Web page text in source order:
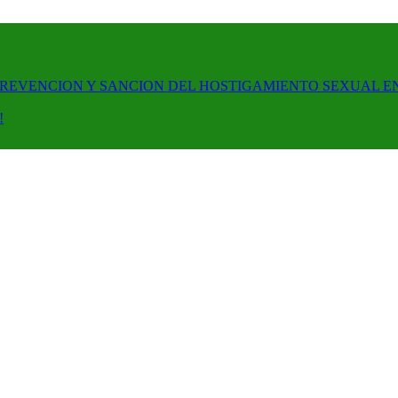
Y SANCION DEL HOSTIGAMIENTO SEXUAL